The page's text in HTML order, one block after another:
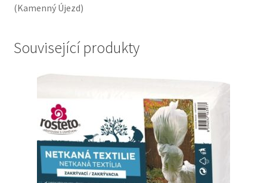
(Kamenný Újezd)
Související produkty